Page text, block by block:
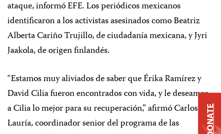
ataque, informó EFE. Los periódicos mexicanos
identificaron a los activistas asesinados como Beatriz
Alberta Cariño Trujillo, de ciudadanía mexicana, y Jyri
Jaakola, de origen finlandés.
“Estamos muy aliviados de saber que Érika Ramírez y
David Cilia fueron encontrados con vida, y le deseamos
a Cilia lo mejor para su recuperación,” afirmó Carlos
Lauría, coordinador senior del programa de las
DONATE